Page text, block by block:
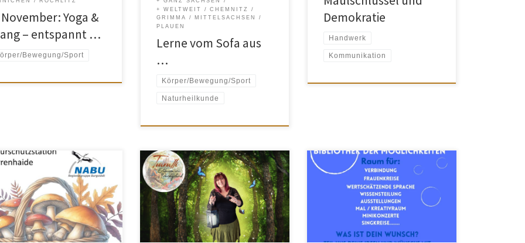
November: Yoga &
– entspannt …
Bewegung/Sport
+ WELTWEIT
CHEMNITZ
GRIMMA
MITTELSACHSEN
PLAUEN
Lerne vom Sofa aus
…
Körper/Bewegung/Sport
Naturheilkunde
Demokratie
Handwerk
Kommunikation
Pilze sammeln, bist dir
unsicher, welche Arten essbar
giftig sind? Besuche unsere
in der
Immer in den
September und Oktober
Mittwochs von 15 bis 18 Uhr ist
Gehen Sie mit mir als zertifizierte
Gästeführerin sowie Geschichts- und
Naturliebhaberin auf eine Tour im
Porphyrland – mit einer
beeindruckenden sächsischen
Geschichte und sagenhaften
Geschichten im Gepäck. Mit mir
Hier findest du die oben genannten
Veranstaltungen. Du kannst den Raum
auch gern für deine eigene
Veranstaltung mieten. Kontakt: Susan
Schröter 01747288109,
raumderwuensche.rochlitz@gmail.co